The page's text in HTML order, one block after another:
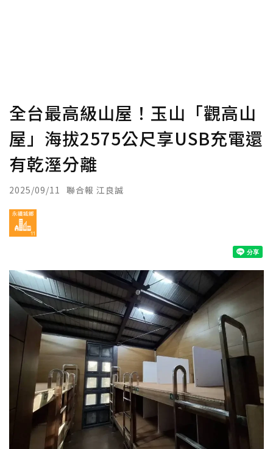
全台最高級山屋！玉山「觀高山
屋」海拔2575公尺享USB充電還
有乾溼分離
2025/09/11 聯合報 江良誠